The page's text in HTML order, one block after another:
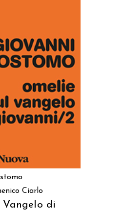
AL CARRELLO
Ciarlo
Vangelo di